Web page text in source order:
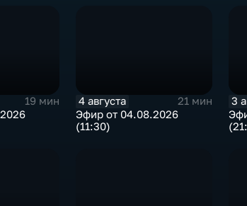
19 мин
4 августа
21 мин
Эфир от 04.08.2026
(11:30)
3